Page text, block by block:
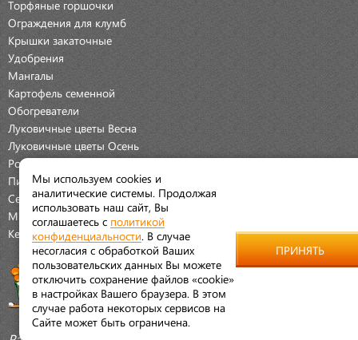
Торфяные горшочки
Ограждения для клумб
Крышки закаточные
Удобрения
Мангалы
Картофель семенной
Обогреватели
Луковичные цветы Весна
Луковичные цветы Осень
Розы
Пионы
Семена Овощей
Мраморная крошка
Керамические наборы
Мы используем cookies и
аналитические системы. Продолжая
использовать наш сайт, Вы
соглашаетесь с политикой
конфиденциальности . В случае
несогласия с обработкой Ваших
пользовательских данных Вы можете
отключить сохранение файлов «cookie»
в настройках Вашего браузера. В этом
случае работа некоторых сервисов на
Сайте может быть ограничена.
ПРИНЯТЬ